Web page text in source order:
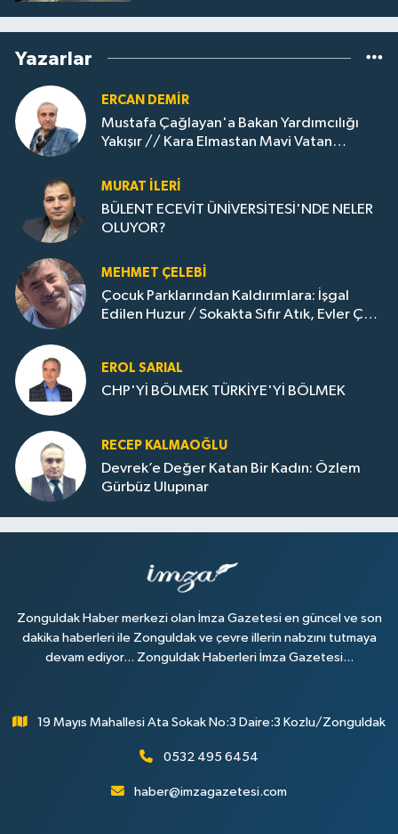
Yazarlar
ERCAN DEMIR
Mustafa Çağlayan'a Bakan Yardımcılığı
Yakışır // ​Kara Elmastan Mavi Vatan
MURAT İLERI
BÜLENT ECEVİT ÜNİVERSİTESİ'NDE NELER
OLUYOR?
MEHMET ÇELEBI
Çocuk Parklarından Kaldırımlara: İşgal
Edilen Huzur / Sokakta Sıfır Atık, Evler Çöp
EROL SARIAL
CHP'Yİ BÖLMEK TÜRKİYE'Yİ BÖLMEK
RECEP KALMAOĞLU
Devrek’e Değer Katan Bir Kadın: Özlem
Gürbüz Ulupınar
Zonguldak Haber merkezi olan İmza Gazetesi en güncel ve son
dakika haberleri ile Zonguldak ve çevre illerin nabzını tutmaya
devam ediyor... Zonguldak Haberleri İmza Gazetesi...
19 Mayıs Mahallesi Ata Sokak No:3 Daire:3 Kozlu/Zonguldak
0532 495 6454
haber@imzagazetesi.com